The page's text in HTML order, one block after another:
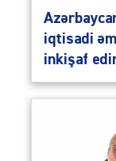
iqtisadi
inkişaf